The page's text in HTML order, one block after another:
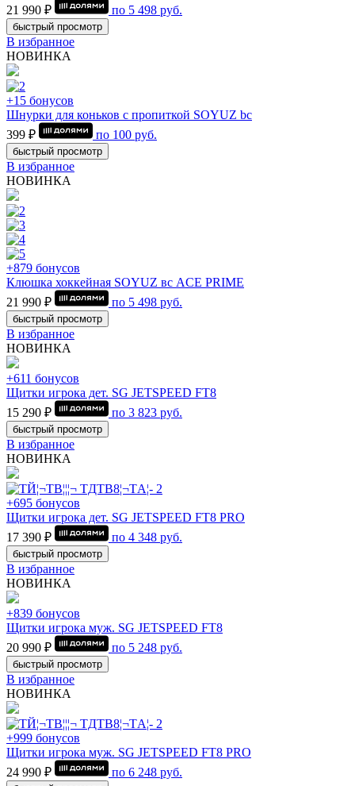
21 990 ₽ по 5 498 руб.
быстрый просмотр
В избранное
НОВИНКА
+15 бонусов
Шнурки для коньков с пропиткой SOYUZ bc
399 ₽
по 100 руб.
быстрый просмотр
В избранное
НОВИНКА
+879 бонусов
Клюшка хоккейная SOYUZ вс ACE PRIME
21 990 ₽
по 5 498 руб.
быстрый просмотр
В избранное
НОВИНКА
+611 бонусов
Щитки игрока дет. SG JETSPEED FT8
15 290 ₽
по 3 823 руб.
быстрый просмотр
В избранное
НОВИНКА
+695 бонусов
Щитки игрока дет. SG JETSPEED FT8 PRO
17 390 ₽
по 4 348 руб.
быстрый просмотр
В избранное
НОВИНКА
+839 бонусов
Щитки игрока муж. SG JETSPEED FT8
20 990 ₽
по 5 248 руб.
быстрый просмотр
В избранное
НОВИНКА
+999 бонусов
Щитки игрока муж. SG JETSPEED FT8 PRO
24 990 ₽
по 6 248 руб.